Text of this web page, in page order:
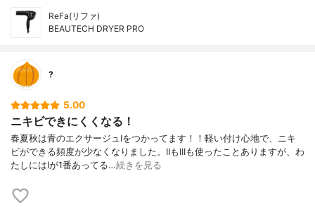
ReFa(リファ)
BEAUTECH DRYER PRO
?
5.00
ニキビできにくくなる！
春夏秋は青のエクサージュIをつかってます！！軽い付け心地で、ニキ
ビができる頻度が少なくなりました。IIもIIIも使ったことありますが、わ
たしにはIが1番あってる…続きを見る